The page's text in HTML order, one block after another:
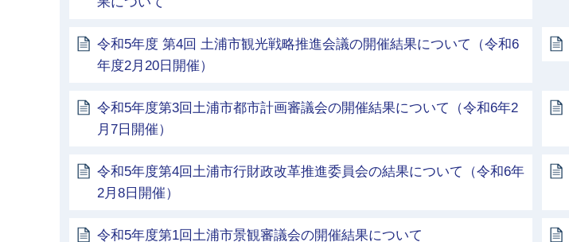
令和5年度 第4回 土浦市観光戦略推進会議の開催結果について（令和6
年度2月20日開催）
令和5年度第3回土浦市都市計画審議会の開催結果について（令和6年2
月7日開催）
令和5年度第4回土浦市行財政改革推進委員会の結果について（令和6年
2月8日開催）
令和5年度第1回土浦市景観審議会の開催結果について